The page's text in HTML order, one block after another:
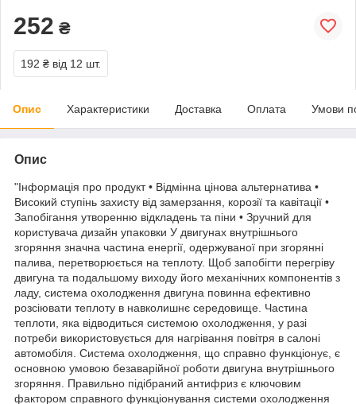
252 ₴
192 ₴ від 12 шт.
Опис Характеристики Доставка Оплата Умови
Опис
"Інформація про продукт • Відмінна цінова альтернатива •
Високий ступінь захисту від замерзання, корозії та кавітації •
Запобігання утворенню відкладень та піни • Зручний для
користувача дизайн упаковки У двигунах внутрішнього
згоряння значна частина енергії, одержуваної при згорянні
палива, перетворюється на теплоту. Щоб запобігти перегріву
двигуна та подальшому виходу його механічних компонентів з
ладу, система охолодження двигуна повинна ефективно
розсіювати теплоту в навколишнє середовище. Частина
теплоти, яка відводиться системою охолодження, у разі
потреби використовується для нагрівання повітря в салоні
автомобіля. Система охолодження, що справно функціонує, є
основною умовою безаварійної роботи двигуна внутрішнього
згоряння. Правильно підібраний антифриз є ключовим
фактором справного функціонування системи охолодження